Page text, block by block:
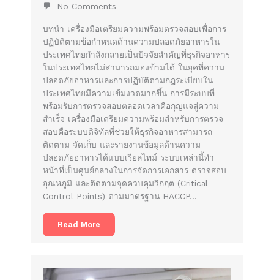
No Comments
บทนำ เครื่องมือเตรียมความพร้อมตรวจสอบเพื่อการ
ปฏิบัติตามข้อกำหนดด้านความปลอดภัยอาหารใน
ประเทศไทยกำลังกลายเป็นปัจจัยสำคัญที่ธุรกิจอาหาร
ในประเทศไทยไม่สามารถมองข้ามได้ ในยุคที่ความ
ปลอดภัยอาหารและการปฏิบัติตามกฎระเบียบใน
ประเทศไทยมีความเข้มงวดมากขึ้น การมีระบบที่
พร้อมรับการตรวจสอบตลอดเวลาคือกุญแจสู่ความ
สำเร็จ เครื่องมือเตรียมความพร้อมสำหรับการตรวจ
สอบคือระบบดิจิทัลที่ช่วยให้ธุรกิจอาหารสามารถ
ติดตาม จัดเก็บ และรายงานข้อมูลด้านความ
ปลอดภัยอาหารได้แบบเรียลไทม์ ระบบเหล่านี้ทำ
หน้าที่เป็นศูนย์กลางในการจัดการเอกสาร ตรวจสอบ
อุณหภูมิ และติดตามจุดควบคุมวิกฤต (Critical
Control Points) ตามมาตรฐาน HACCP…
Read More